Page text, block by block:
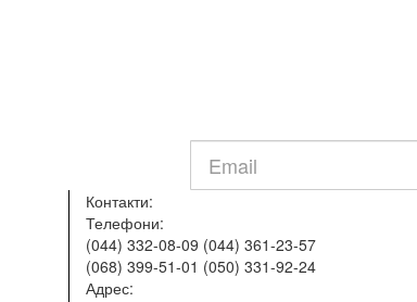
mail
Контакти:
Телефони:
(044) 332-08-09 (044) 361-23-57
(068) 399-51-01 (050) 331-92-24
Адрес: